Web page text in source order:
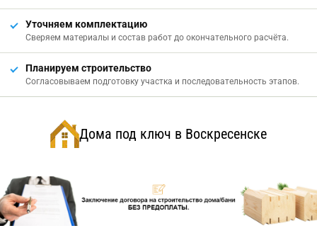
Уточняем комплектацию
Сверяем материалы и состав работ до окончательного расчёта.
Планируем строительство
Согласовываем подготовку участка и последовательность этапов.
Дома под ключ в Воскресенске